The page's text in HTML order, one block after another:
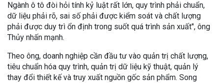
Ngành ô tô đòi hỏi tính kỷ luật rất lớn, quy trình phải chuẩn,
dữ liệu phải rõ, sai số phải được kiểm soát và chất lượng
phải được duy trì ổn định trong suốt quá trình sản xuất", ông
Thủy nhấn mạnh.
Theo ông, doanh nghiệp cần đầu tư vào quản trị chất lượng,
tiêu chuẩn hóa quy trình, quản trị dữ liệu kỹ thuật, quản lý
thay đổi thiết kế và truy xuất nguồn gốc sản phẩm. Song